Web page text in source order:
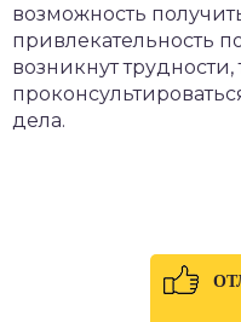
возможность
привлекательность
возникнут
дела.